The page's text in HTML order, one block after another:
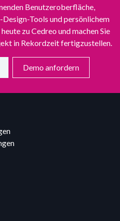
Benutzeroberfläche,
Tools und persönlichem
zu Cedreo und machen Sie
in Rekordzeit fertigzustellen.
Demo anfordern